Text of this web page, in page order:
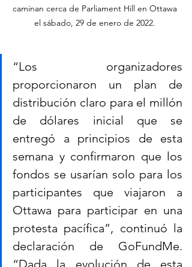
caminan cerca de Parliament Hill en Ottawa
el sábado, 29 de enero de 2022.
“Los organizadores
proporcionaron un plan de
distribución claro para el millón
de dólares inicial que se
entregó a principios de esta
semana y confirmaron que los
fondos se usarían solo para los
participantes que viajaron a
Ottawa para participar en una
protesta pacífica”, continuó la
declaración de GoFundMe.
“Dada la evolución de esta